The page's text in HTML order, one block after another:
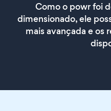
Como o powr foi
dimensionado, ele
mais avançada e os